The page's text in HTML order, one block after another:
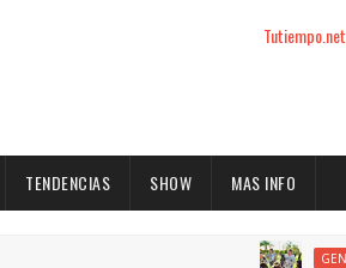
Tutiempo.net
TENDENCIAS SHOW MAS INFO
GENERALES